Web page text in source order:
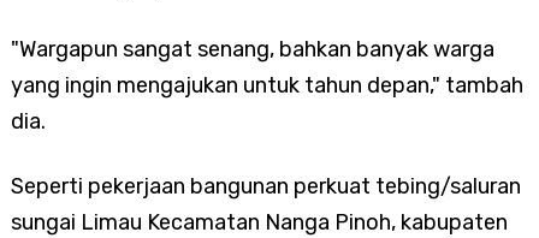
"Wargapun sangat senang, bahkan banyak warga
yang ingin mengajukan untuk tahun depan," tambah
dia.
Seperti pekerjaan bangunan perkuat tebing/saluran
sungai Limau Kecamatan Nanga Pinoh, kabupaten